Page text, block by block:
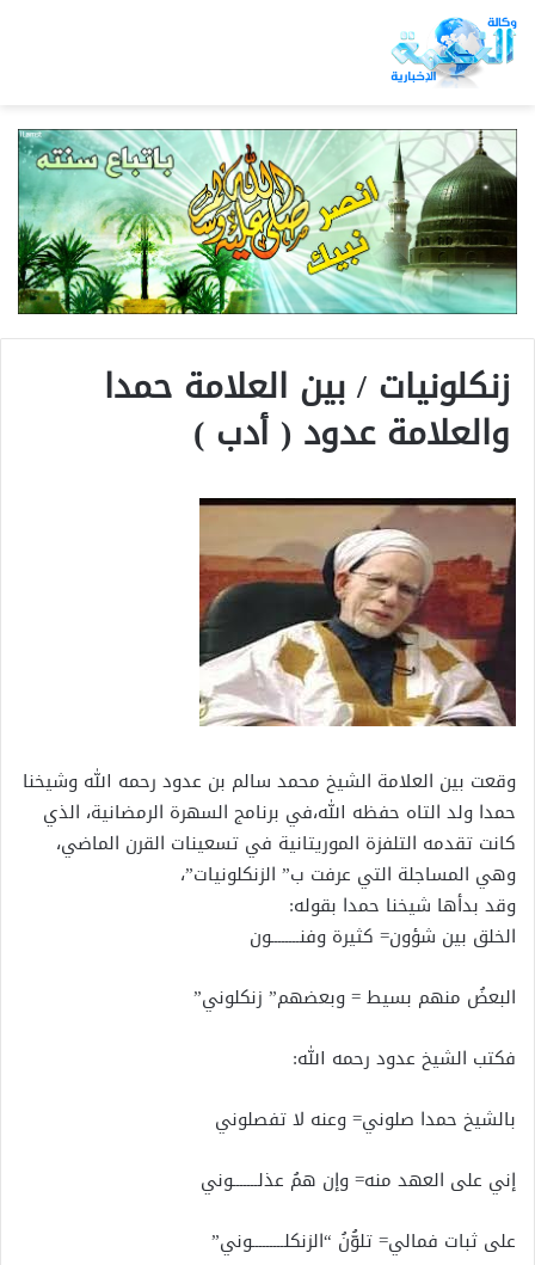
زنكلونيات / بين العلامة حمدا
والعلامة عدود ( أدب )
وقعت بين العلامة الشيخ محمد سالم بن عدود رحمه الله وشيخنا
حمدا ولد التاه حفظه الله،في برنامج السهرة الرمضانية، الذي
كانت تقدمه التلفزة الموريتانية في تسعينات القرن الماضي،
وهي المساجلة التي عرفت ب” الزنكلونيات”،
وقد بدأها شيخنا حمدا بقوله:
الخلق بين شؤون= كثيرة وفنــــــــون
البعضُ منهم بسيط = وبعضهم” زنكلوني”
فكتب الشيخ عدود رحمه الله:
بالشيخ حمدا صلوني= وعنه لا تفصلوني
إني على العهد منه= وإن همُ عذلـــــــوني
على ثبات فمالي= تلوُّنُ “الزنكلـــــــــوني”